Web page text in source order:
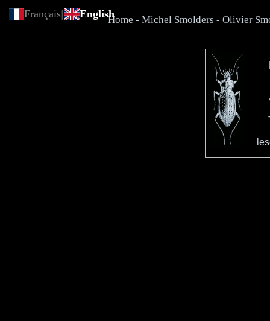
Français | EnglishHome - Michel Smolders - Olivier